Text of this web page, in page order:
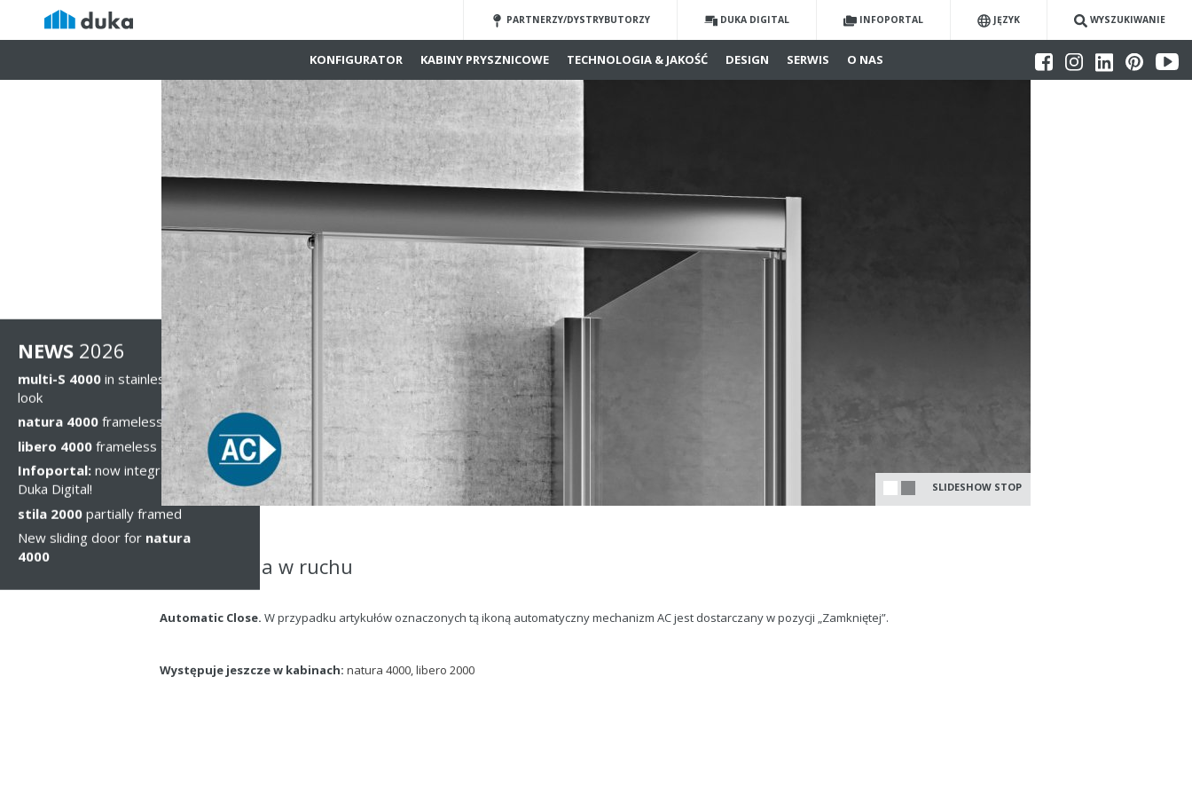
PARTNERZY/DYSTRYBUTORZY DUKA DIGITAL INFOPORTAL JĘZYK WYSZUKIWANIE
KONFIGURATOR KABINY PRYSZNICOWE TECHNOLOGIA & JAKOŚĆ DESIGN SERWIS O NAS
SLIDESHOW STOP
Technologia w ruchu
Automatic Close. W przypadku artykułów oznaczonych tą ikoną automatyczny mechanizm AC jest dostarczany w pozycji „Zamkniętej”.
Występuje jeszcze w kabinach: natura 4000 libero 2000
NEWS 2026
multi-S 4000 in stainless steel
look
natura 4000 frameless
libero 4000 frameless
Infoportal: now integrated into
Duka Digital!
stila 2000 partially framed
New sliding door for natura
4000